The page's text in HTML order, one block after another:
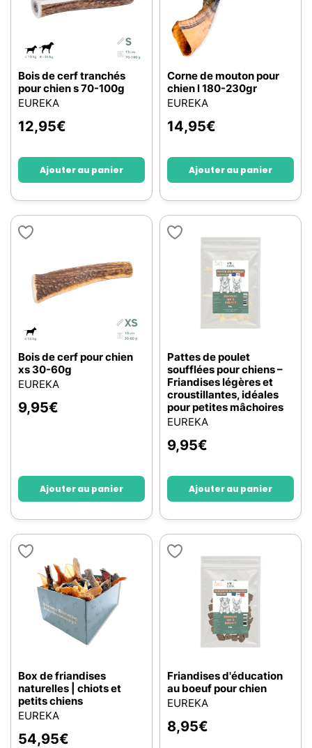
Bois de cerf tranchés
pour chien s 70-100g
EUREKA
12,95€
Ajouter au panier
Corne de mouton pour
chien l 180-230gr
EUREKA
14,95€
Ajouter au panier
Bois de cerf pour chien
xs 30-60g
EUREKA
9,95€
Ajouter au panier
Pattes de poulet
soufflées pour chiens –
Friandises légères et
croustillantes, idéales
pour petites mâchoires
EUREKA
9,95€
Ajouter au panier
Box de friandises
naturelles | chiots et
petits chiens
EUREKA
54,95€
Friandises d'éducation
au boeuf pour chien
EUREKA
8,95€